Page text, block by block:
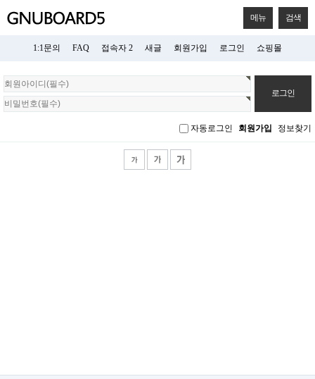
메뉴 검색
1:1문의 FAQ 접속자 2 새글 회원가입 로그인 쇼핑몰
회
원
로
자동로그인 회원가입 정보찾기